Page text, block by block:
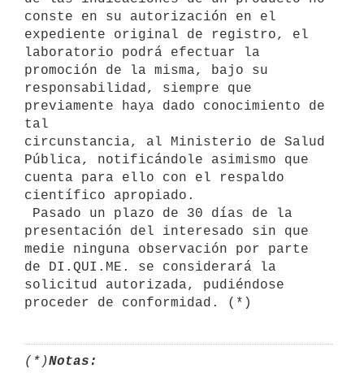
conste en su autorización en el
expediente original de registro, el
laboratorio podrá efectuar la
promoción de la misma, bajo su
responsabilidad, siempre que
previamente haya dado conocimiento de
tal
circunstancia, al Ministerio de Salud
Pública, notificándole asimismo que
cuenta para ello con el respaldo
científico apropiado.
presentación del interesado sin que
medie ninguna observación por parte
de DI.QUI.ME. se considerará la
solicitud autorizada, pudiéndose
(*)Notas: